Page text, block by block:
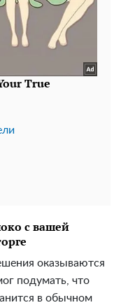
с вашей
оказываются
подумать, что
в обычном